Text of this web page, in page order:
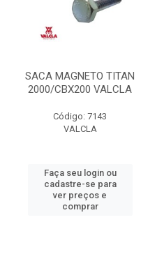
SACA MAGNETO TITAN
2000/CBX200 VALCLA
Código: 7143
VALCLA
Faça seu login ou
cadastre-se para
ver preços e
comprar